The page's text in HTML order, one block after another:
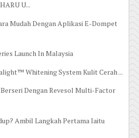
U...
Mudah Dengan Aplikasi E-Dompet
Launch In Malaysia
Whitening System Kulit Cerah ...
Dengan Revesol Multi-Factor
Ambil Langkah Pertama Iaitu